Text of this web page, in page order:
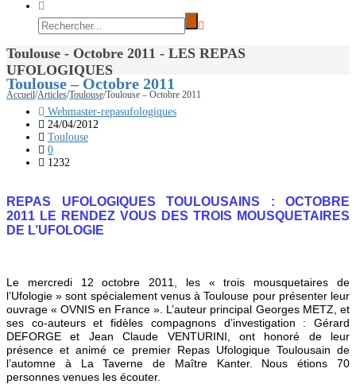
Toulouse - Octobre 2011 - LES REPAS
UFOLOGIQUES
Accueil/Articles/Toulouse/Toulouse – Octobre 2011
Toulouse – Octobre 2011
Webmaster-repasufologiques
24/04/2012
Toulouse
0
1232
REPAS UFOLOGIQUES TOULOUSAINS : OCTOBRE
2011 LE RENDEZ VOUS DES TROIS MOUSQUETAIRES
DE L’UFOLOGIE
Le mercredi 12 octobre 2011, les « trois mousquetaires de
l’Ufologie » sont spécialement venus à Toulouse pour présenter leur
ouvrage « OVNIS en France ». L’auteur principal Georges METZ, et
ses co-auteurs et fidèles compagnons d’investigation : Gérard
DEFORGE et Jean Claude VENTURINI, ont honoré de leur
présence et animé ce premier Repas Ufologique Toulousain de
l’automne à La Taverne de Maître Kanter. Nous étions 70
personnes venues les écouter.